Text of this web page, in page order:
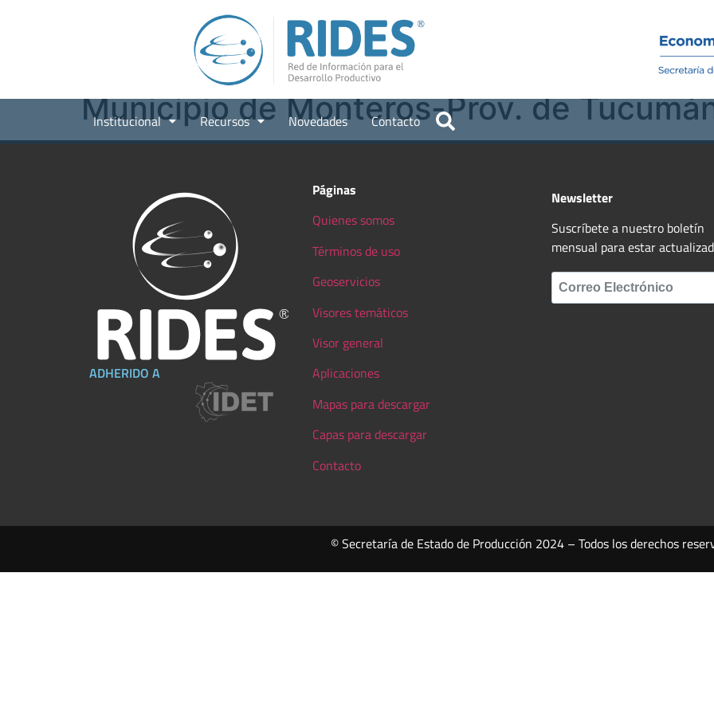
Institucional Recursos Novedades Contacto
Municipio de Monteros-Prov. de
ADHERIDO A
Páginas
Quienes somos
Términos de uso
Geoservicios
Visores temáticos
Visor general
Aplicaciones
Mapas para descargar
Capas para descargar
Contacto
Newsletter
Suscríbete a nuestro boletín
mensual para estar
© Secretaría de Estado de Producción 2024 – Todos los derechos